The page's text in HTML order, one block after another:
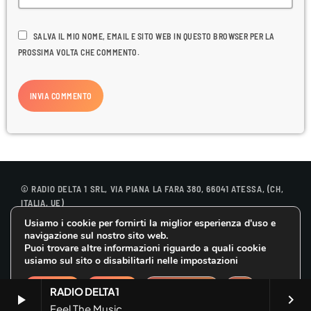
play_arrow
RADIO DELTA1
Feel The Music
keyboard_arrow_right
World
SALVA IL MIO NOME, EMAIL E SITO WEB IN QUESTO BROWSER PER LA
PROSSIMA VOLTA CHE COMMENTO.
© RADIO DELTA 1 SRL, VIA PIANA LA FARA 380, 66041 ATESSA, (CH,
ITALIA, UE)
CONTATTACI
COOKIE POLICY
PRIVACY POLICY
GDPR DIRITTO ALL’OBLIO
Usiamo i cookie per fornirti la miglior esperienza d'uso e
navigazione sul nostro sito web.
Puoi trovare altre informazioni riguardo a quali cookie
usiamo sul sito o disabilitarli nelle impostazioni
Accetta Rifiuta